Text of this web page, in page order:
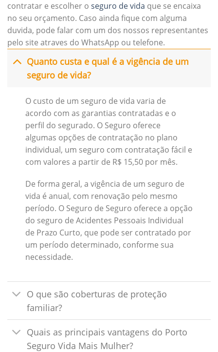
contratar e escolher o seguro de vida que se encaixa
no seu orçamento. Caso ainda fique com alguma
duvida, pode falar com um dos nossos representantes
pelo site atraves do WhatsApp ou telefone.
Quanto custa e qual é a vigência de um
seguro de vida?
O custo de um seguro de vida varia de
acordo com as garantias contratadas e o
perfil do segurado. O Seguro oferece
algumas opções de contratação no plano
individual, um seguro com contratação fácil e
com valores a partir de R$ 15,50 por mês.
De forma geral, a vigência de um seguro de
vida é anual, com renovação pelo mesmo
período. O Seguro de Seguro oferece a opção
do seguro de Acidentes Pessoais Individual
de Prazo Curto, que pode ser contratado por
um período determinado, conforme sua
necessidade.
O que são coberturas de proteção
familiar?
Quais as principais vantagens do Porto
Seguro Vida Mais Mulher?